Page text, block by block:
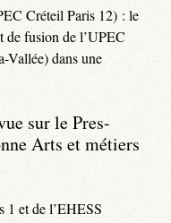
Créteil Paris 12) : le
de fusion de l’UPEC
Vallée) dans une
sur le Pres-
Arts et métiers
1 et de l’EHESS